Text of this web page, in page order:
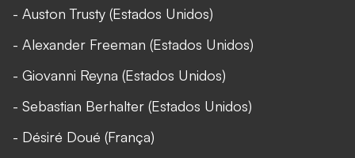
- Auston Trusty (Estados Unidos)
- Alexander Freeman (Estados Unidos)
- Giovanni Reyna (Estados Unidos)
- Sebastian Berhalter (Estados Unidos)
- Désiré Doué (França)